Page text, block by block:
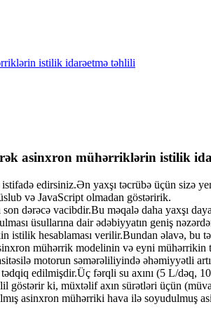
istilik idarəetmə təhlili
asinxron mühərriklərin istilik
edirsiniz.Ən yaxşı təcrübə üçün sizə
və JavaScript olmadan göstəririk.
dərəcə vacibdir.Bu məqalə daha yaxşı
üsullarına dair ədəbiyyatın geniş
hesablaması verilir.Bundan əlavə, bu
mühərrik modelinin və eyni
motorun səmərəliliyində əhəmiyyətli
edilmişdir.Üç fərqli su axını (5 L/dəq,
göstərir ki, müxtəlif axın sürətləri üçün
asinxron mühərriki hava ilə soyudulmuş